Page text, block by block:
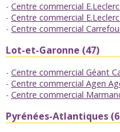
Centre commercial
Centre commercial
Centre commercial
Lot-et-Garonne (47)
Centre commercial Géant
Centre commercial Agen
Centre commercial
Pyrénées-Atlantiques